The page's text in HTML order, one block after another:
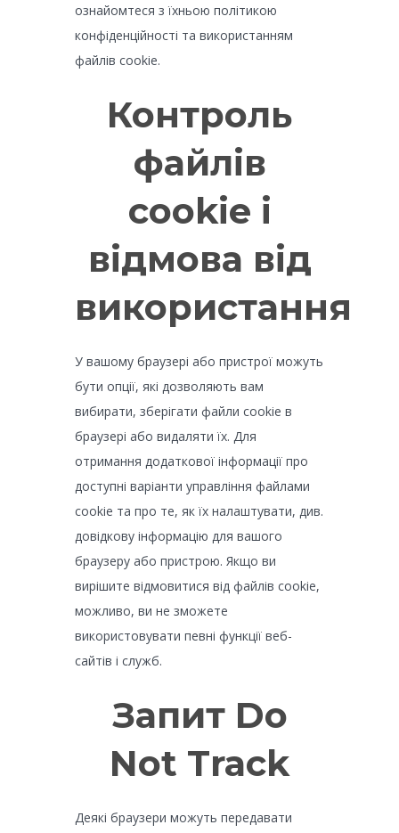
ознайомтеся з їхньою політикою
конфіденційності та використанням
файлів cookie.
Контроль
файлів
cookie і
відмова від
використання
У вашому браузері або пристрої можуть
бути опції, які дозволяють вам
вибирати, зберігати файли cookie в
браузері або видаляти їх. Для
отримання додаткової інформації про
доступні варіанти управління файлами
cookie та про те, як їх налаштувати, див.
довідкову інформацію для вашого
браузеру або пристрою. Якщо ви
вирішите відмовитися від файлів cookie,
можливо, ви не зможете
використовувати певні функції веб-
сайтів і служб.
Запит Do
Not Track
Деякі браузери можуть передавати